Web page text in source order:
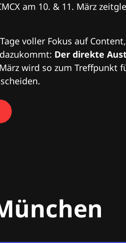
am 10. & 11. März
voller Fokus auf
Der direkte
wird so zum Treffpunkt